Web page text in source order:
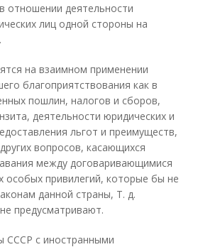
отношении деятельности
лиц одной стороны на
на взаимном применении
благоприятствования как в
пошлин, налогов и сборов,
деятельности юридических и
льгот и преимуществ,
вопросов, касающихся
между договаривающимися
особых привилегий, которые бы не
данной страны, Т. д.
предусматривают.
СССР с иностранными